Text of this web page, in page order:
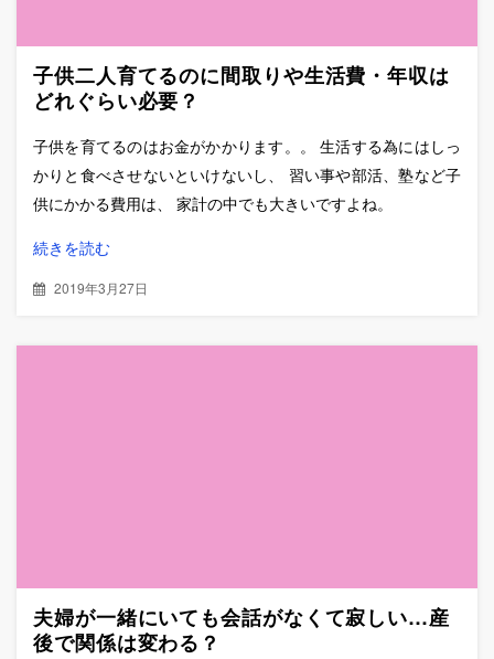
子供二人育てるのに間取りや生活費・年収は
どれぐらい必要？
子供を育てるのはお金がかかります。。 生活する為にはしっ
かりと食べさせないといけないし、 習い事や部活、塾など子
供にかかる費用は、 家計の中でも大きいですよね。
続きを読む
2019年3月27日
夫婦が一緒にいても会話がなくて寂しい…産
後で関係は変わる？